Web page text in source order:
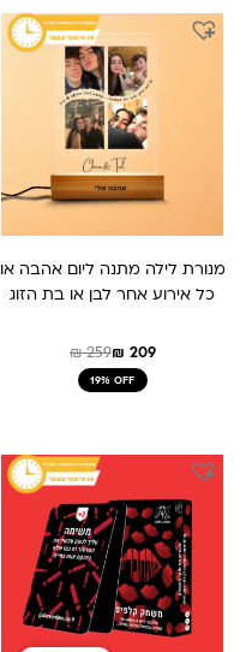
מנורת לילה מתנה ליום אהבה או
כל אירוע אחר לבן או בת הזוג
₪259
המחיר
היה:
₪ 209
המחיר
הוא:
19% OFF
המחיר
היה:
₪ 199.
המחיר
הוא:
₪ 159.